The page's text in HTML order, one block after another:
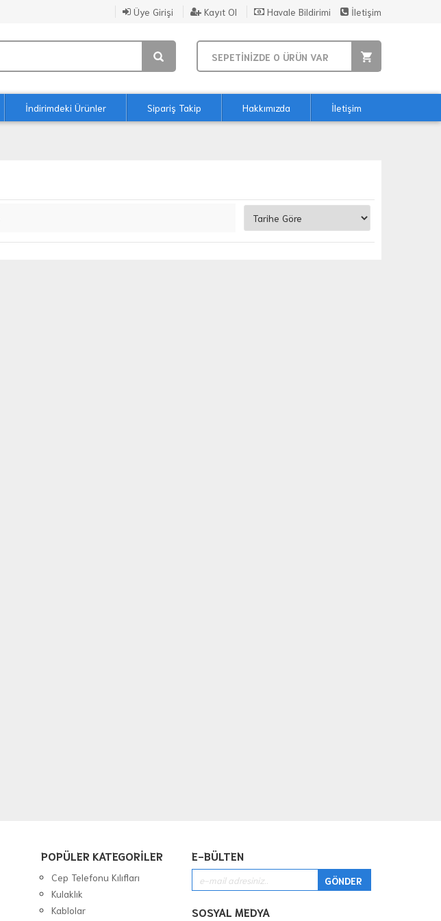
Üye Girişi Kayıt Ol Havale Bildirimi İletişim
SEPETİNİZDE 0 ÜRÜN VAR
İndirimdeki Ürünler Sipariş Takip Hakkımızda İletişim
POPÜLER KATEGORİLER
Cep Telefonu Kılıfları
Kulaklık
Kablolar
E-BÜLTEN
SOSYAL MEDYA